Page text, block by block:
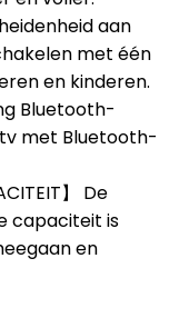
aan
met één
en kinderen.
Bluetooth-
met Bluetooth-
】 De
capaciteit is
en